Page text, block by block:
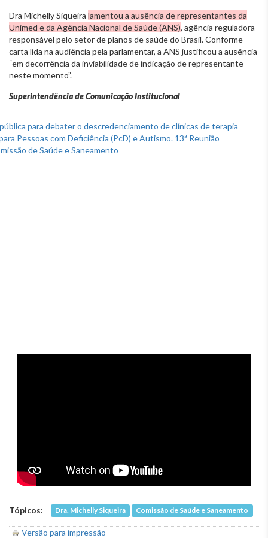
Dra Michelly Siqueira lamentou a ausência de representantes da
Unimed e da Agência Nacional de Saúde (ANS), agência reguladora
responsável pelo setor de planos de saúde do Brasil. Conforme
carta lida na audiência pela parlamentar, a ANS justificou a ausência
“em decorrência da inviabilidade de indicação de representante
neste momento”.
Superintendência de Comunicação Institucional
Tópicos: Dra. Michelly Siqueira Comissão de Saúde e Saneamento
Versão para impressão